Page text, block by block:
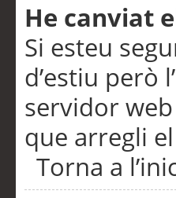
He canviat
Si esteu
d’estiu però
servidor
que arregli
Torna a